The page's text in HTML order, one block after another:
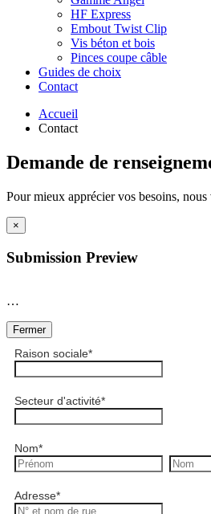
HF Express
Embout Twist Clip
Vis béton et bois
Pinces coupe câble
Guides de choix
Contact
Accueil
Contact
Demande de
Pour mieux apprécier vos besoins,
×
Submission Preview
…
Fermer
Raison sociale*
Secteur d'activité*
Nom*
Adresse*